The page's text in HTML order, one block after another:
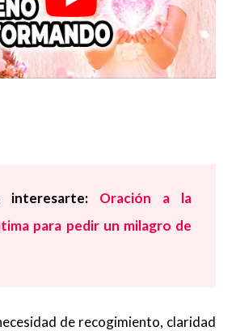
interesarte: Oración a la
para pedir un milagro de
de recogimiento, claridad